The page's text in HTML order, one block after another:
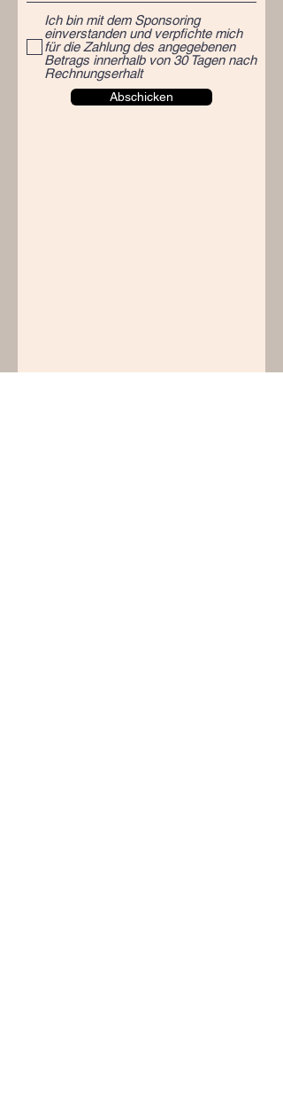
Ich bin mit dem Sponsoring
einverstanden und verpfichte mich
für die Zahlung des angegebenen
Betrags innerhalb von 30 Tagen nach
Rechnungserhalt
Abschicken